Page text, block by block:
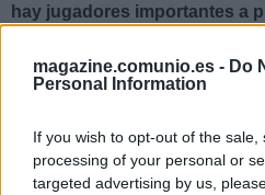
magazine.comunio.es - Do
Personal Information
If you wish to opt-out of the
processing of your personal or
targeted advertising by us,
hay jugadores importantes a
de 3 millones. ¡A comprar
El brasileño, pieza insustituible
Sevilla, tiene un valor de